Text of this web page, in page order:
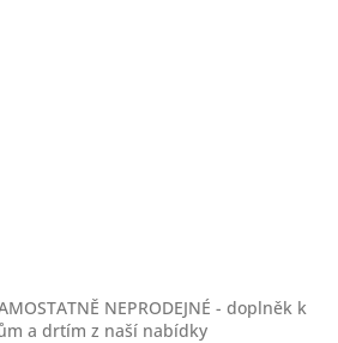
NEPRODEJNÉ - doplněk k
a drtím z naší nabídky